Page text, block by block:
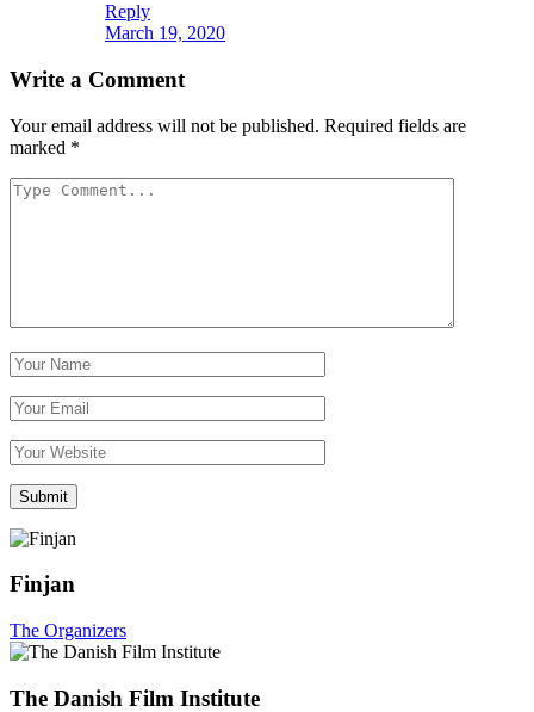
Reply
March 19, 2020
Write a Comment
Your email address will not be published. Required fields are
marked *
Finjan
The Organizers
The Danish Film Institute